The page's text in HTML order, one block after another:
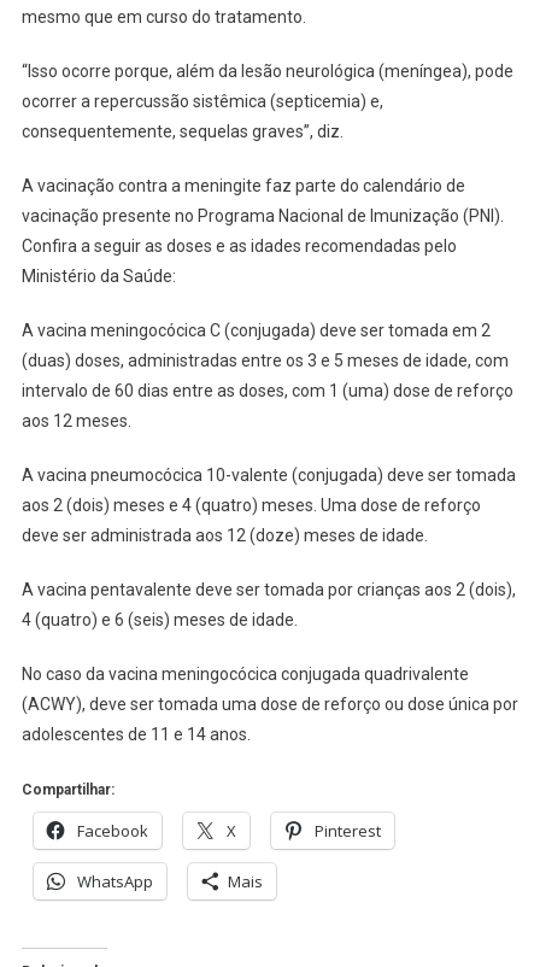
mesmo que em curso do tratamento.
“Isso ocorre porque, além da lesão neurológica (meníngea), pode
ocorrer a repercussão sistêmica (septicemia) e,
consequentemente, sequelas graves”, diz.
A vacinação contra a meningite faz parte do calendário de
vacinação presente no Programa Nacional de Imunização (PNI).
Confira a seguir as doses e as idades recomendadas pelo
Ministério da Saúde:
A vacina meningocócica C (conjugada) deve ser tomada em 2
(duas) doses, administradas entre os 3 e 5 meses de idade, com
intervalo de 60 dias entre as doses, com 1 (uma) dose de reforço
aos 12 meses.
A vacina pneumocócica 10-valente (conjugada) deve ser tomada
aos 2 (dois) meses e 4 (quatro) meses. Uma dose de reforço
deve ser administrada aos 12 (doze) meses de idade.
A vacina pentavalente deve ser tomada por crianças aos 2 (dois),
4 (quatro) e 6 (seis) meses de idade.
No caso da vacina meningocócica conjugada quadrivalente
(ACWY), deve ser tomada uma dose de reforço ou dose única por
adolescentes de 11 e 14 anos.
Compartilhar:
Facebook X Pinterest
WhatsApp Mais